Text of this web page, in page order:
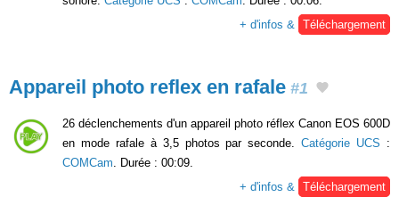
+ d'infos & Téléchargement
Appareil photo reflex en rafale #1
26 déclenchements d'un appareil photo réflex Canon EOS 600D
en mode rafale à 3,5 photos par seconde.Catégorie UCS :
COMCam . Durée : 00:09.
+ d'infos &
Téléchargement